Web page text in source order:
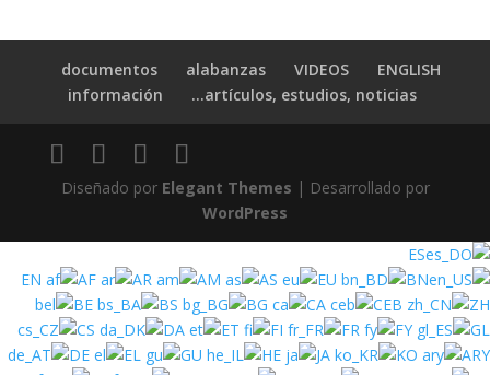
ENGLISH
VIDEOS
alabanzas
documentos
artículos, estudios, noticias…
información
Diseñado por Elegant Themes | Desarrollado por
WordPress
ES
EN
AF AR AM AS EU
BN
BE
BS BG CA CEB
ZH
CS
DA ET FI FR FY
GL
DE
EL GU HE JA KO
ARY